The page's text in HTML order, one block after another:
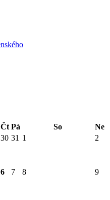
Čt Pá So
Ne
30 31 1 2
6 7 8 9